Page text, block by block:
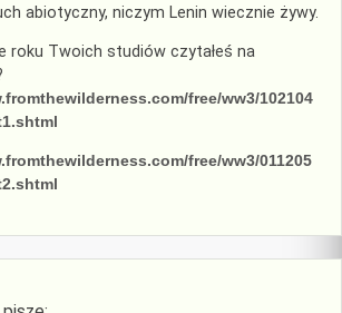
abiotyczny, niczym Lenin wiecznie żywy.
roku Twoich studiów czytałeś na
free/ww3/102104
free/ww3/011205